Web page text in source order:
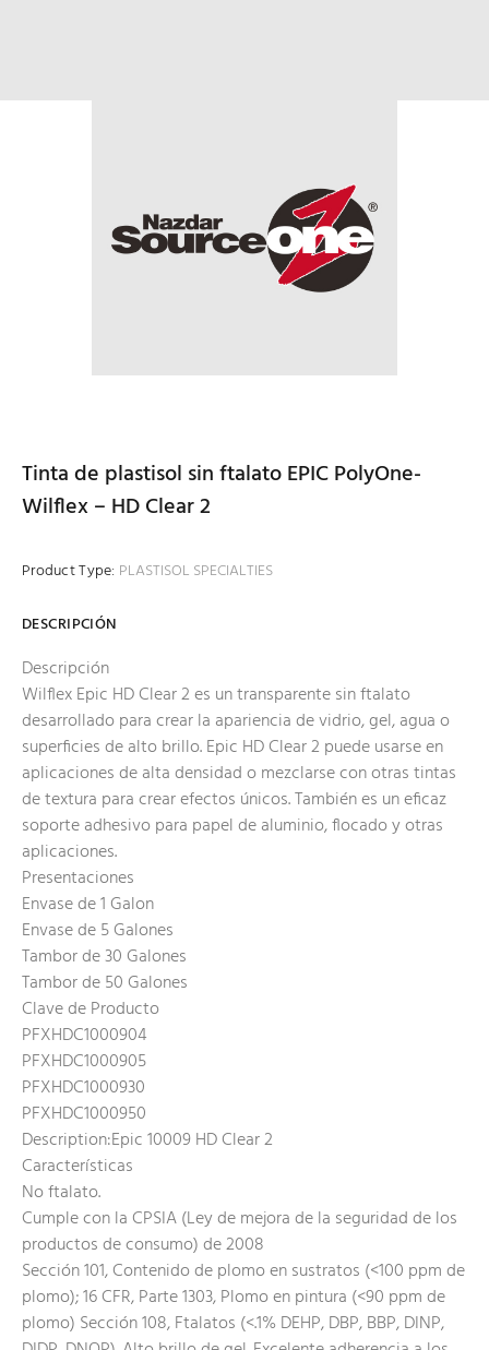
Tinta de plastisol sin ftalato EPIC PolyOne-
Wilflex – HD Clear 2
Product Type: PLASTISOL SPECIALTIES
DESCRIPCIÓN
Descripción
Wilflex Epic HD Clear 2 es un transparente sin ftalato
desarrollado para crear la apariencia de vidrio, gel, agua o
superficies de alto brillo. Epic HD Clear 2 puede usarse en
aplicaciones de alta densidad o mezclarse con otras tintas
de textura para crear efectos únicos. También es un eficaz
soporte adhesivo para papel de aluminio, flocado y otras
aplicaciones.
Presentaciones
Envase de 1 Galon
Envase de 5 Galones
Tambor de 30 Galones
Tambor de 50 Galones
Clave de Producto
PFXHDC1000904
PFXHDC1000905
PFXHDC1000930
PFXHDC1000950
Description:Epic 10009 HD Clear 2
Características
No ftalato.
Cumple con la CPSIA (Ley de mejora de la seguridad de los
productos de consumo) de 2008
Sección 101, Contenido de plomo en sustratos (<100 ppm de
plomo); 16 CFR, Parte 1303, Plomo en pintura (<90 ppm de
plomo) Sección 108, Ftalatos (<.1% DEHP, DBP, BBP, DINP,